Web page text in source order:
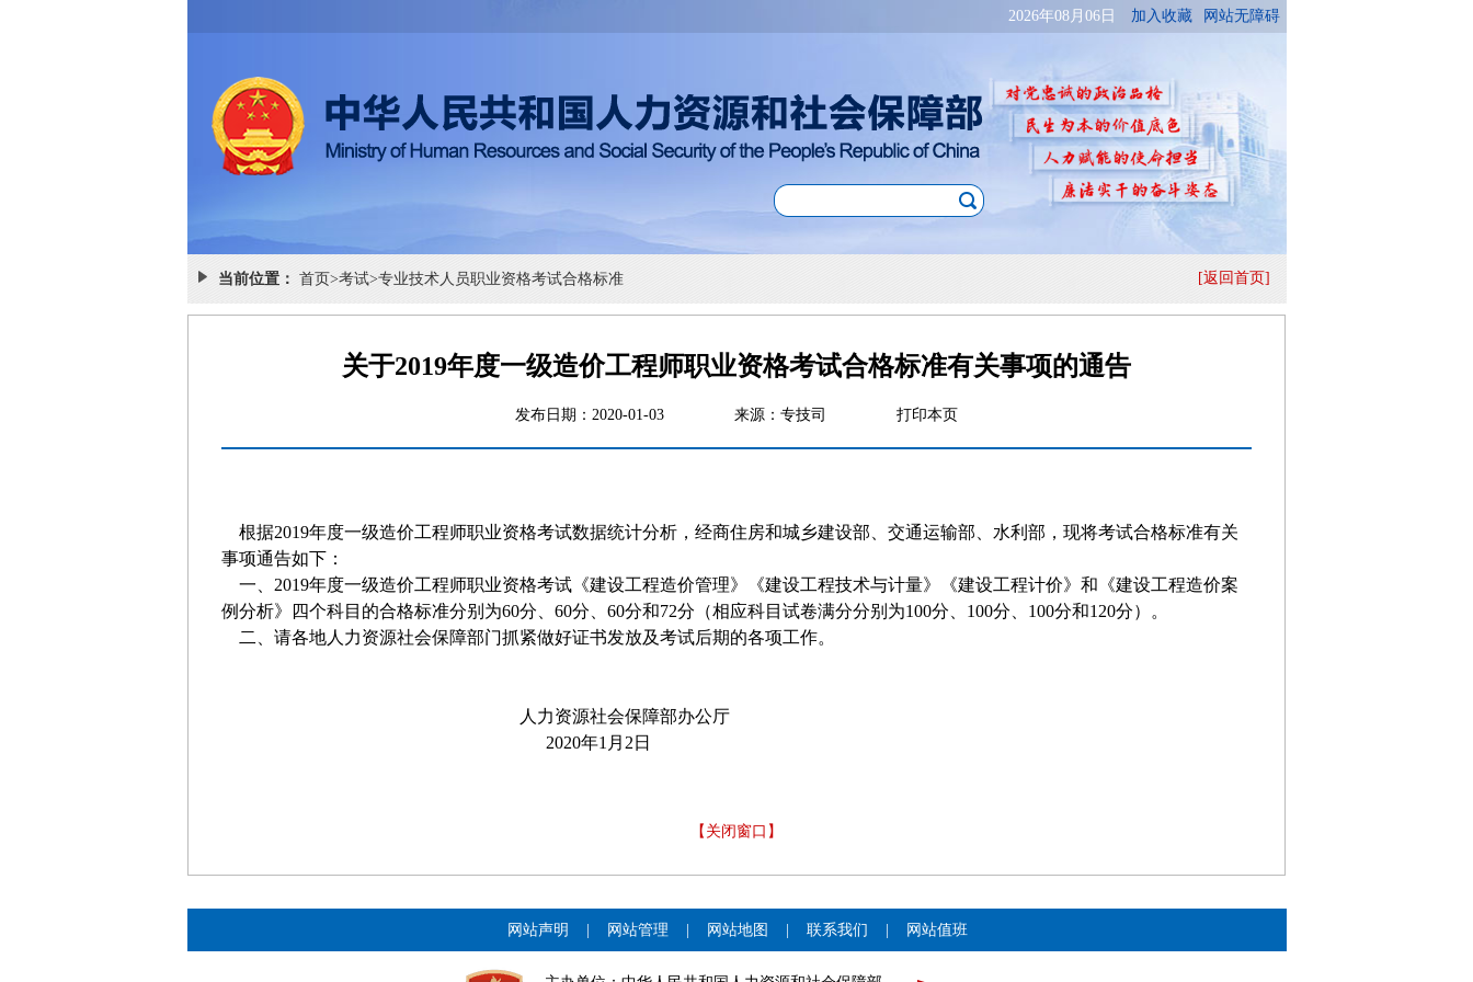
当前位置： 首页>考试>专业技术人员职业资格考试合格标准 [返回首页]
关于2019年度一级造价工程师职业资格考试合格标准有关事项的通告
发布日期：2020-01-03 来源：专技司 打印本页
根据2019年度一级造价工程师职业资格考试数据统计分析，经商住房和城乡建设部、 交通运输部、水利部 ，现将考试合格标准有关
事项通告如下：
一、 2019年度一级造价工程师职业资格考试 《建设工程造价管理》《建设工程技术与计量》《建设工程计价》和《建设工程造价案
例分析》
四个科目的合格标准分别为60分、 60分、 60分和72分（相应科目试卷满分分别为100分、 100分、 100分和120分）。
二、请各地人力资源社会保障部门抓紧做好证书发放及考试后期的各项工作。
人力资源社会保障部办公厅
2020年1 月 2 日
【关闭窗口】